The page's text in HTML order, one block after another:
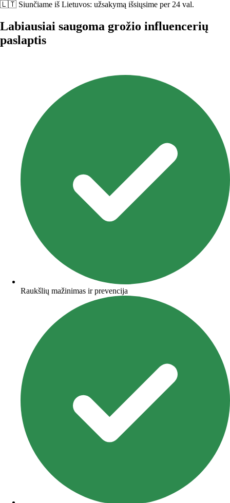
🇱🇹 Siunčiame iš Lietuvos: užsakymą išsiųsime per 24 val.
Labiausiai saugoma grožio influencerių
paslaptis
Raukšlių mažinimas ir prevencija